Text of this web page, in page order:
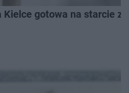
Kielce gotowa na starcie z